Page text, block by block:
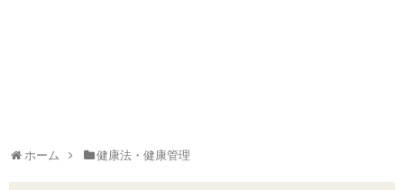
ホーム 健康法・健康管理